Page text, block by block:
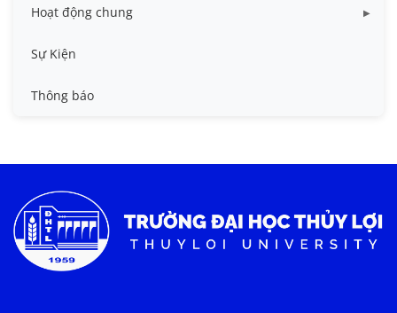
Hoạt động chung
Tin công tác sinh viên
Tin đào tạo
Tin tức chung
Sự Kiện
Thông báo